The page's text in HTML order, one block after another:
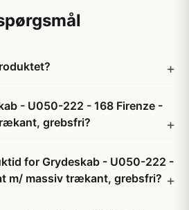
- U050-222 - 168 Firenze -
grebsfri?
for Grydeskab - U050-222 -
m/ massiv trækant, grebsfri?